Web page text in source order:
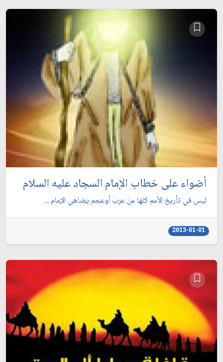
أضواء على خطاب الإمام السجاد عليه السلام
ليس في تأريخ الأمم كلها من عرب أوعجم يضاهي الإمام ...
2013-01-01